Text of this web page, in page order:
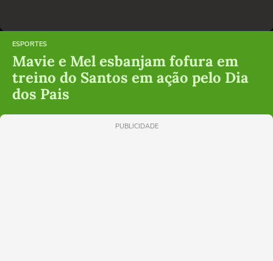
ESPORTES
Mavie e Mel esbanjam fofura em
treino do Santos em ação pelo Dia
dos Pais
PUBLICIDADE